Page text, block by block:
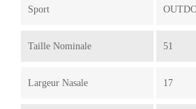
Sport
Taille Nominale 51
Largeur Nasale 17